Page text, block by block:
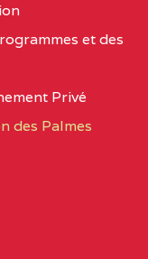
BP
et des
Privé
des Palmes